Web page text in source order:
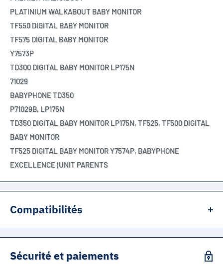
PLATINIUM WALKABOUT BABY MONITOR
TF550 DIGITAL BABY MONITOR
TF575 DIGITAL BABY MONITOR
Y7573P
TD300 DIGITAL BABY MONITOR LP175N
71029
BABYPHONE TD350
P71029B, LP175N
TD350 DIGITAL BABY MONITOR LP175N, TF525, TF500 DIGITAL
BABY MONITOR
TF525 DIGITAL BABY MONITOR Y7574P, BABYPHONE
EXCELLENCE (UNIT PARENTS
Compatibilités
TELEFUNKEN
Sécurité et paiements